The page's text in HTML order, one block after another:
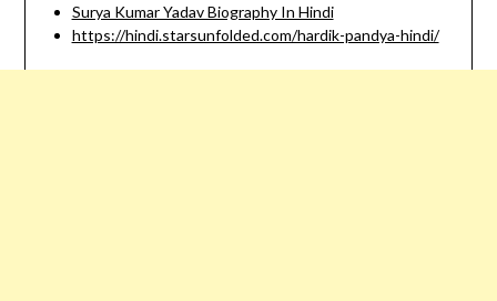
Surya Kumar Yadav Biography In Hindi
https://hindi.starsunfolded.com/hardik-pandya-hindi/